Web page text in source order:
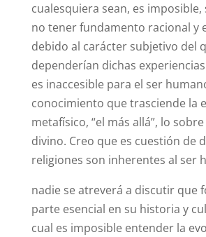
cualesquiera sean, es imposible,
no tener fundamento racional y
debido al carácter subjetivo del
dependerían dichas
es inaccesible para el ser
conocimiento que trasciende la
metafísico, “el más allá”, lo
divino. Creo que es cuestión de
religiones son inherentes al ser
nadie se atreverá a discutir que
parte esencial en su historia y
cual es imposible entender la